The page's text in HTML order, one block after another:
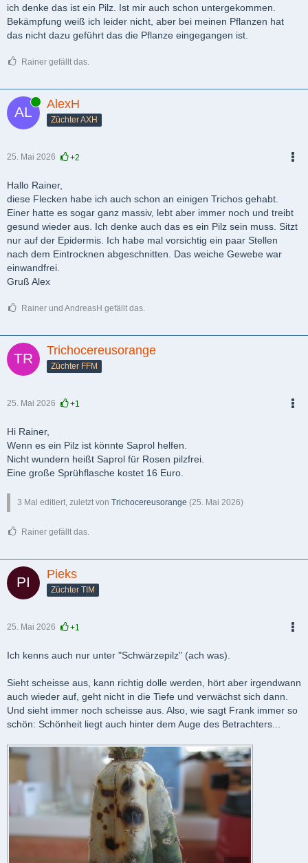
ich denke das ist ein Pilz. Ist mir auch schon untergekommen.
Bekämpfung weiß ich leider nicht, aber bei meinen Pflanzen hat
das nicht dazu geführt das die Pflanze eingegangen ist.
Rainer gefällt das.
Online AlexH
Züchter AXH
25. Mai 2026 +2
Hallo Rainer,
diese Flecken habe ich auch schon an einigen Trichos gehabt.
Einer hatte es sogar ganz massiv, lebt aber immer noch und treibt
gesund wieder aus. Ich denke auch das es ein Pilz sein muss. Sitzt
nur auf der Epidermis. Ich habe mal vorsichtig ein paar Stellen
nach dem Eintrocknen abgeschnitten. Das weiche Gewebe war
einwandfrei.
Gruß Alex
Rainer und AndreasH gefällt das.
Trichocereusorange
Züchter FFM
25. Mai 2026 +1
Hi Rainer,
Wenn es ein Pilz ist könnte Saprol helfen.
Nicht wundern heißt Saprol für Rosen pilzfrei.
Eine große Sprühflasche kostet 16 Euro.
3 Mal editiert, zuletzt von Trichocereusorange (25. Mai 2026)
Rainer gefällt das.
Pieks
Züchter TIM
25. Mai 2026 +1
Ich kenns auch nur unter "Schwärzepilz" (ach was).
Sieht scheisse aus, kann richtig dolle werden, hört aber irgendwann
auch wieder auf, geht nicht in die Tiefe und verwächst sich dann.
Und sieht immer noch scheisse aus. Also, wie sagt Frank immer so
schön: Schönheit liegt auch hinter dem Auge des Betrachters...